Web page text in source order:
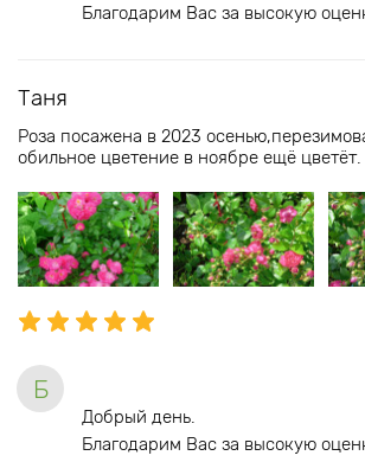
Благодарим Вас за высокую
Таня
Роза посажена в 2023
обильное цветение в ноябре ещё цветёт.
Б
Добрый день.
Благодарим Вас за высокую